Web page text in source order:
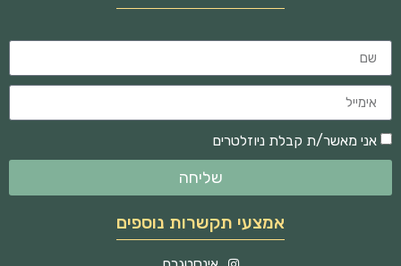
אני מאשר/ת קבלת ניוזלטרים
שליחה
אמצעי תקשרות נוספים